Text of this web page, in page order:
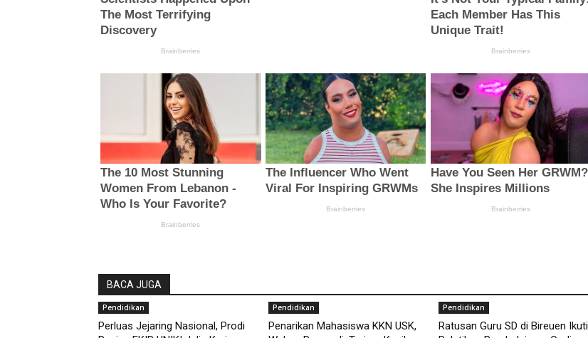
BACA JUGA
Pendidikan
Perluas Jejaring Nasional, Prodi
Pendidikan
Penarikan Mahasiswa KKN USK,
Pendidikan
Ratusan Guru SD di Bireuen Ikuti